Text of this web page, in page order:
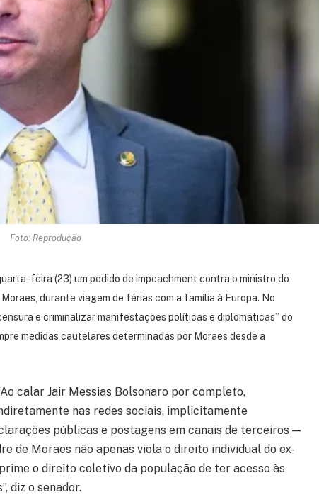
Foto: Reprodução
feira (23) um pedido de impeachment contra o ministro do
durante viagem de férias com a família à Europa. No
e criminalizar manifestações políticas e diplomáticas” do
medidas cautelares determinadas por Moraes desde a
calar Jair Messias Bolsonaro por completo,
nas redes sociais, implicitamente
públicas e postagens em canais de terceiros —
de Moraes não apenas viola o direito individual do ex-
o direito coletivo da população de ter acesso às
diz o senador.